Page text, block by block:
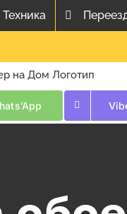
Техника